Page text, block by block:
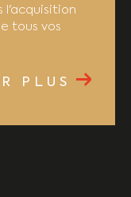
l'acquisition
tous vos
PLUS